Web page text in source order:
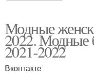
Модные
2022. Модные
2021-2022
Вконтакте